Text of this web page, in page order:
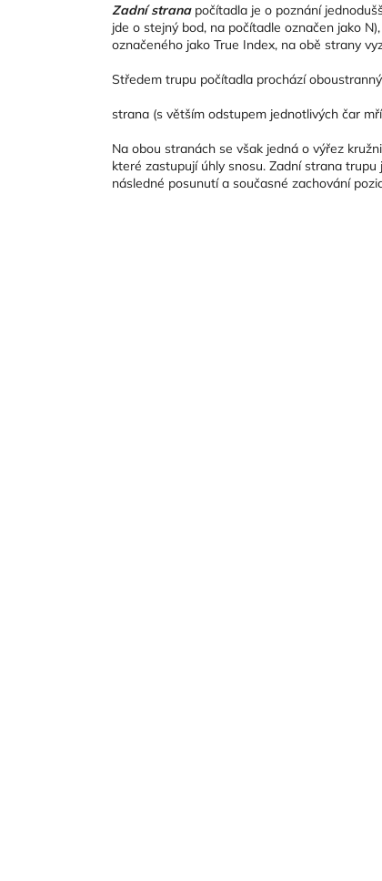
Zadní stranapočítadla je o poznání
jde o stejný bod, na počítadle označen jako
označeného jako True Index, na obě strany
Středem trupu počítadla prochází
strana (s větším odstupem jednotlivých čar
Na obou stranách se však jedná o výřez
které zastupují úhly snosu. Zadní strana
následné posunutí a současné zachování